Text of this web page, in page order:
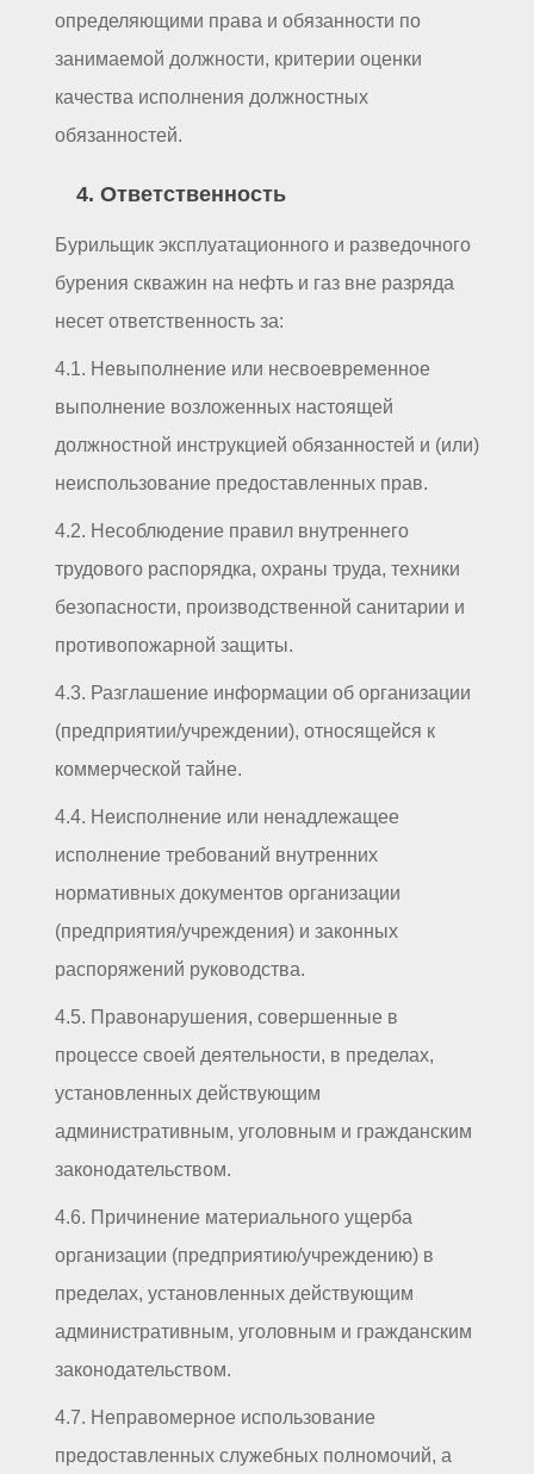
определяющими права и обязанности по
занимаемой должности, критерии оценки
качества исполнения должностных
обязанностей.
4. Ответственность
Бурильщик эксплуатационного и разведочного
бурения скважин на нефть и газ вне разряда
несет ответственность за:
4.1. Невыполнение или несвоевременное
выполнение возложенных настоящей
должностной инструкцией обязанностей и (или)
неиспользование предоставленных прав.
4.2. Несоблюдение правил внутреннего
трудового распорядка, охраны труда, техники
безопасности, производственной санитарии и
противопожарной защиты.
4.3. Разглашение информации об организации
(предприятии/учреждении), относящейся к
коммерческой тайне.
4.4. Неисполнение или ненадлежащее
исполнение требований внутренних
нормативных документов организации
(предприятия/учреждения) и законных
распоряжений руководства.
4.5. Правонарушения, совершенные в
процессе своей деятельности, в пределах,
установленных действующим
административным, уголовным и гражданским
законодательством.
4.6. Причинение материального ущерба
организации (предприятию/учреждению) в
пределах, установленных действующим
административным, уголовным и гражданским
законодательством.
4.7. Неправомерное использование
предоставленных служебных полномочий, а